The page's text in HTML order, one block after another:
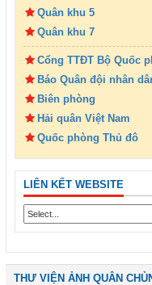
Quân khu 5
Quân khu 7
Cổng TTĐT Bộ Quốc
Báo Quân đội nhân
Biên phòng
Hải quân Việt Nam
Quốc phòng Thủ đô
LIÊN KẾT WEBSITE
THƯ VIỆN ẢNH QUÂN